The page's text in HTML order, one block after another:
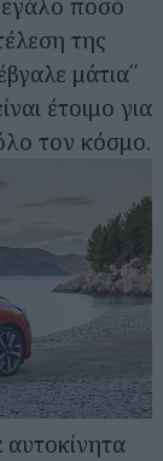
της
μάτια΄΄
έτοιμο για
τον κόσμο.